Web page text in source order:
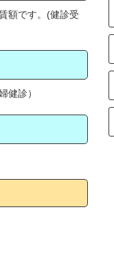
額です。(健診受
健診）